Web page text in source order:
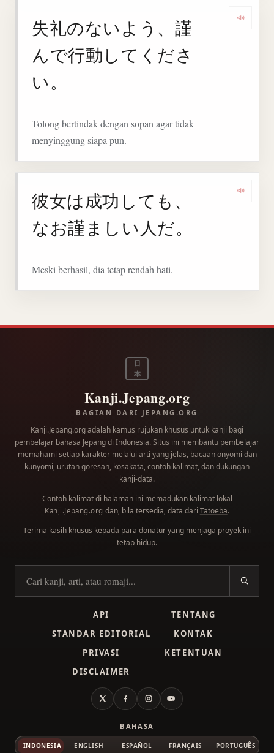
失礼のないよう、謹
んで行動してくださ
い。
Tolong bertindak dengan sopan agar tidak
menyinggung siapa pun.
彼女は成功しても、
なお謹ましい人だ。
Meski berhasil, dia tetap rendah hati.
日
本
Kanji.Jepang.org
BAGIAN DARI JEPANG.ORG
Kanji.Jepang.org adalah kamus rujukan khusus untuk kanji bagi
pembelajar bahasa Jepang di Indonesia. Situs ini membantu pembelajar
memahami setiap karakter melalui arti yang jelas, bacaan onyomi dan
kunyomi, urutan goresan, kosakata, contoh kalimat, dan dukungan
kanji-data.
Contoh kalimat di halaman ini memadukan kalimat lokal
Kanji.Jepang.org dan, bila tersedia, data dari Tatoeba.
Terima kasih khusus kepada para donaturyang menjaga proyek ini
tetap hidup.
Cari kanji
API
TENTANG
STANDAR EDITORIAL
KONTAK
PRIVASI
KETENTUAN
DISCLAIMER
X FacebookInstagramYouTube
BAHASA
INDONESIA ENGLISH ESPAÑOL FRANÇAIS PORTUGUÊS